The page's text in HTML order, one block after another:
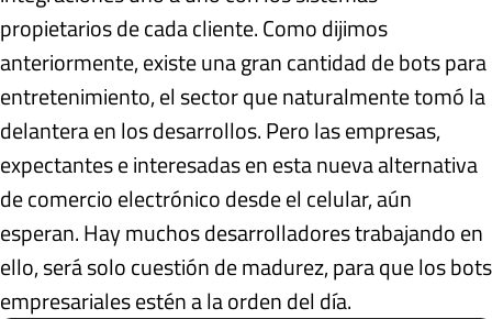
propietarios de cada cliente. Como dijimos
anteriormente, existe una gran cantidad de bots para
entretenimiento, el sector que naturalmente tomó la
delantera en los desarrollos. Pero las empresas,
expectantes e interesadas en esta nueva alternativa
de comercio electrónico desde el celular, aún
esperan. Hay muchos desarrolladores trabajando en
ello, será solo cuestión de madurez, para que los bots
empresariales estén a la orden del día.